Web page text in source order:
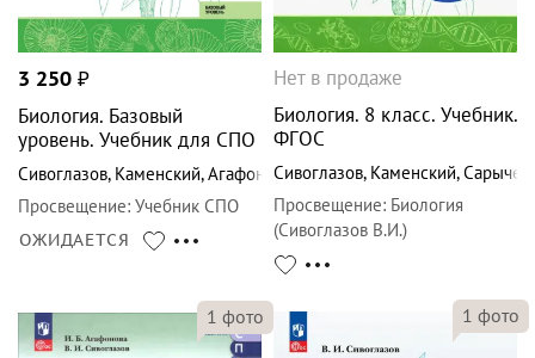
3 250 ₽
Биология. Базовый
уровень. Учебник для СПО
Сивоглазов, Каменский,Агафонова
Просвещение: Учебник СПО
ОЖИДАЕТСЯ
Нет в продаже
Биология. 8 класс. Учебник.
ФГОС
Сивоглазов, Каменский,
Просвещение: Биология
(Сивоглазов В.И.)
1 фото 1 фото